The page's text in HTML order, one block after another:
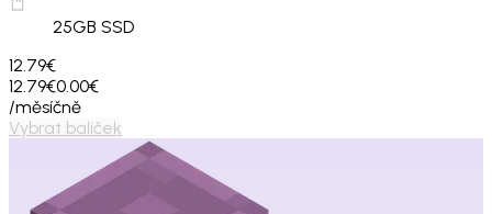
25GB SSD
12.79€
12.79€0.00€
/měsíčně
Vybrat balíček